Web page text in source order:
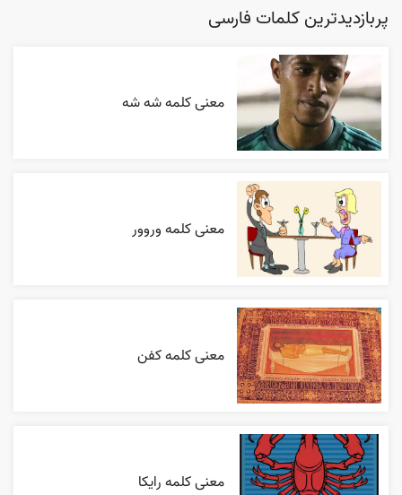
پربازدیدترین کلمات فارسی
معنی کلمه شه شه
معنی کلمه وروور
معنی کلمه کفن
معنی کلمه رایکا